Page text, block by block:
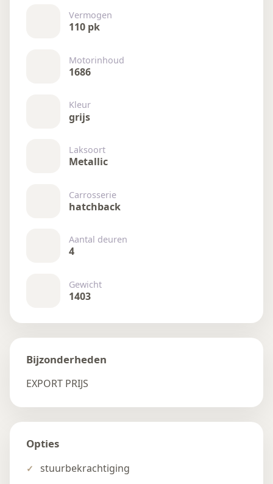
Vermogen
110 pk
Motorinhoud
1686
Kleur
grijs
Laksoort
Metallic
Carrosserie
hatchback
Aantal deuren
4
Gewicht
1403
Bijzonderheden
EXPORT PRIJS
Opties
stuurbekrachtiging